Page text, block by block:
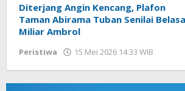
Diterjang Angin Kencang, Plafon
Taman Abirama Tuban Senilai
Miliar Ambrol
Peristiwa 15 Mei 2026 14:33 WIB